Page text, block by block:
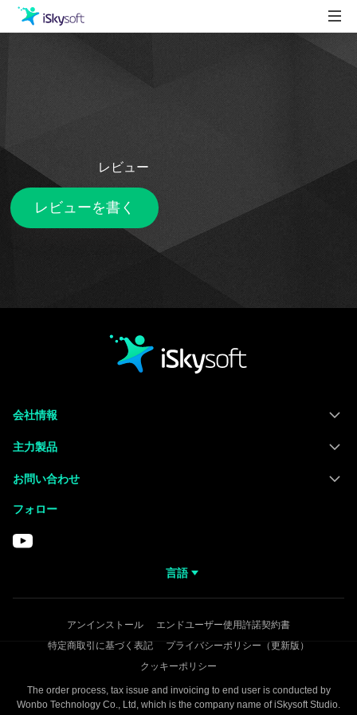
サポート
レビュー
レビューを書く
会社情報
主力製品
お問い合わせ
フォロー
言語
アンインストール
エンドユーザー使用許諾契約書
特定商取引に基づく表記
プライバシーポリシー（更新版）
クッキーポリシー
The order process, tax issue and invoicing to end user is conducted by
Wonbo Technology Co., Ltd, which is the company name of iSkysoft Studio.